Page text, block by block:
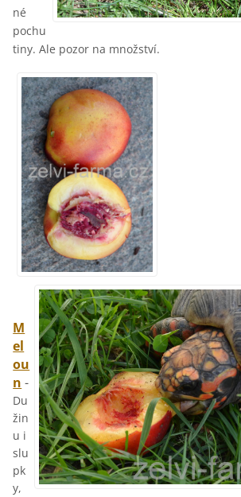
né
pochu
tiny. Ale pozor na množství.
M
el
ou
n -
Du
žin
u i
slu
pk
y,